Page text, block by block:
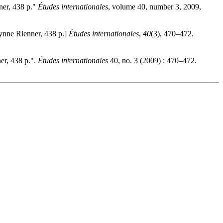
438 p." Études internationales, volume 40, number 3, 2009,
Rienner, 438 p.] Études internationales, 40(3), 470–472.
438 p.". Études internationales 40, no. 3 (2009) : 470–472.